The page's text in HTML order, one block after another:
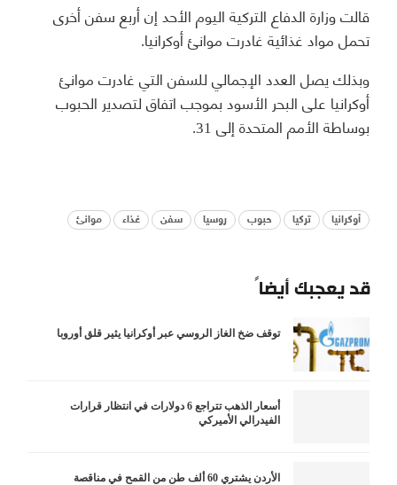
قالت وزارة الدفاع التركية اليوم الأحد إن أربع سفن أخرى
تحمل مواد غذائية غادرت موانئ أوكرانيا.
وبذلك يصل العدد الإجمالي للسفن التي غادرت موانئ
أوكرانيا على البحر الأسود بموجب اتفاق لتصدير الحبوب
بوساطة الأمم المتحدة إلى 31.
أوكرانيا تركيا حبوب روسيا سفن غذاء موانئ
قد يعجبك أيضاً
توقف ضخ الغاز الروسي عبر أوكرانيا يثير قلق أوروبا
أسعار الذهب تتراجع 6 دولارات في انتظار قرارات
الفيدرالي الأميركي
الأردن يشتري 60 ألف طن من القمح في مناقصة